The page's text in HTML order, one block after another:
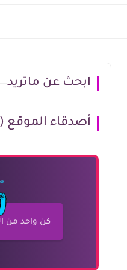
ابحث عن ماتريد
أصدقاء الموقع
كن واحد من